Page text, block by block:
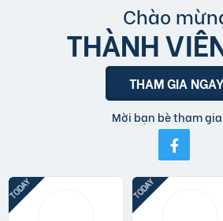
Chào
THÀNH
THAM GIA NGAY
Mời bạn bè tham